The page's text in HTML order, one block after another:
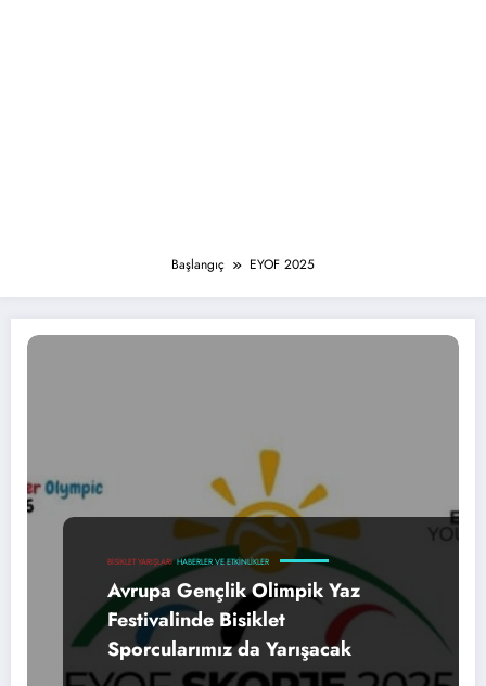
Başlangıç EYOF 2025
BISIKLET YARIŞLARI HABERLER VE ETKINLIKLER
Avrupa Gençlik Olimpik Yaz
Festivalinde Bisiklet
Sporcularımız da Yarışacak